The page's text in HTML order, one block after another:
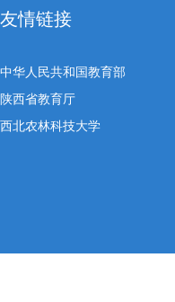
友情链接
中华人民共和国教育部
陕西省教育厅
西北农林科技大学